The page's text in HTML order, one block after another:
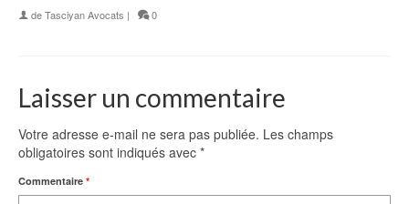
deTasciyan Avocats | 0
Laisser un commentaire
Votre adresse e-mail ne sera pas publiée. Les champs
obligatoires sont indiqués avec *
Commentaire *